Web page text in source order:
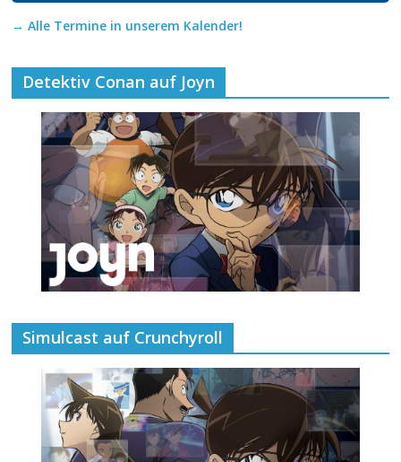
→ Alle Termine in unserem Kalender!
Detektiv Conan auf Joyn
Simulcast auf Crunchyroll